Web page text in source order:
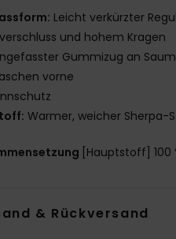
Leicht verkürzter
und hohem Kragen
Gummizug an
vorne
Warmer, weicher
[Hauptstoff] 100
& Rückversand